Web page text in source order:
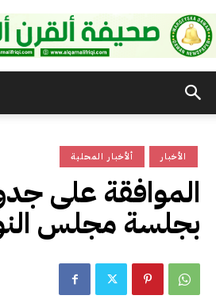
الأفريقي
ألأخبار المحلية الأخبار
الموافقة على
بجلسة مجلس